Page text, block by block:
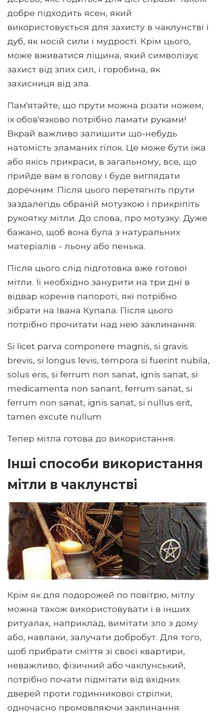
добре підходить ясен, який
використовується для захисту в чаклунстві і
дуб, як носій сили і мудрості. Крім цього,
може вживатися ліщина, який символізує
захист від злих сил, і горобина, як
захисниця від зла.
Пам'ятайте, що прути можна різати ножем,
їх обов'язково потрібно ламати руками!
Вкрай важливо залишити що-небудь
натомість зламаних гілок. Це може бути їжа
або якісь прикраси, в загальному, все, що
прийде вам в голову і буде виглядати
доречним. Після цього перетягніть прути
заздалегідь обраній мотузкою і прикріпіть
рукоятку мітли. До слова, про мотузку. Дуже
бажано, щоб вона була з натуральних
матеріалів - льону або пенька.
Після цього слід підготовка вже готової
мітли. Її необхідно занурити на три дні в
відвар коренів папороті, які потрібно
зібрати на Івана Купала. Після цього
потрібно прочитати над нею заклинання:
Si licet parva componere magnis, si gravis
brevis, si longus levis, tempora si fuerint nubila,
solus eris, si ferrum non sanat, ignis sanat, si
medicamenta non sanant, ferrum sanat, si
ferrum non sanat, ignis sanat, si nullus erit,
tamen excute nullum
Тепер мітла готова до використання.
Інші способи використання
мітли в чаклунстві
Крім як для подорожей по повітрю, мітлу
можна також використовувати і в інших
ритуалах, наприклад, вимітати зло з дому
або, навпаки, залучати добробут. Для того,
щоб прибрати сміття зі своєї квартири,
неважливо, фізичний або чаклунський,
потрібно почати підмітати від вхідних
дверей проти годинникової стрілки,
одночасно промовляючи заклинання: